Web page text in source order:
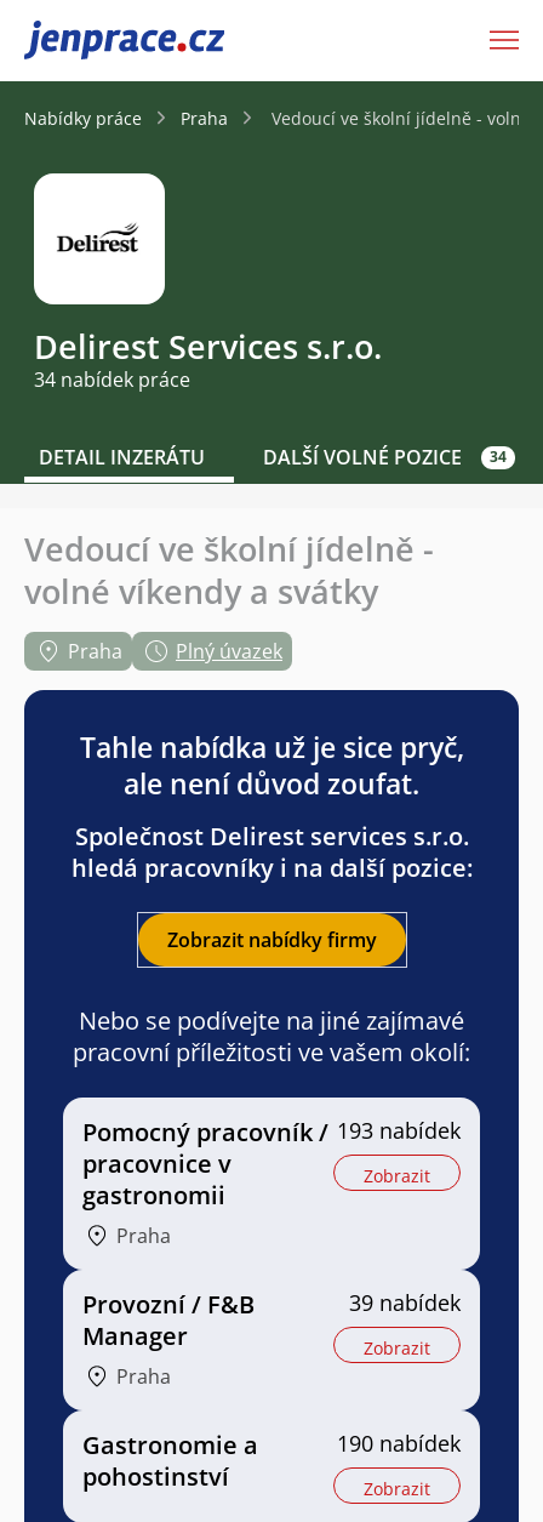
JenPráce.cz
Nabídky práce Praha Vedoucí ve školní jídelně - volné
Delirest Services s.r.o.
34 nabídek práce
DETAIL INZERÁTU DALŠÍ VOLNÉ POZICE 34
Vedoucí ve školní jídelně -
volné víkendy a svátky
Praha Plný úvazek
Tahle nabídka už je sice pryč,
ale není důvod zoufat.
Společnost Delirest services s.r.o.
hledá pracovníky i na další pozice:
Zobrazit nabídky firmy
Nebo se podívejte na jiné zajímavé
pracovní příležitosti ve vašem okolí:
Pomocný pracovník /
pracovnice v
gastronomii
Praha
193 nabídek
Zobrazit
Provozní / F&B
Manager
Praha
39 nabídek
Zobrazit
Gastronomie a
pohostinství
190 nabídek
Zobrazit